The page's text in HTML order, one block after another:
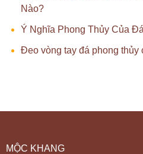
Nào?
Ý Nghĩa Phong Thủy Của
Đeo vòng tay đá phong thủy
MỘC KHANG